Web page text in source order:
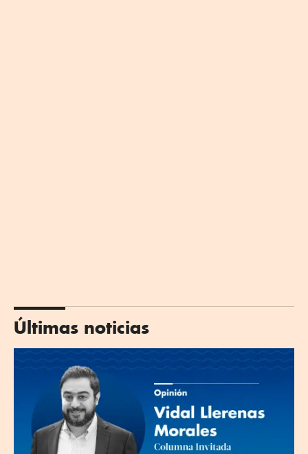
Últimas noticias